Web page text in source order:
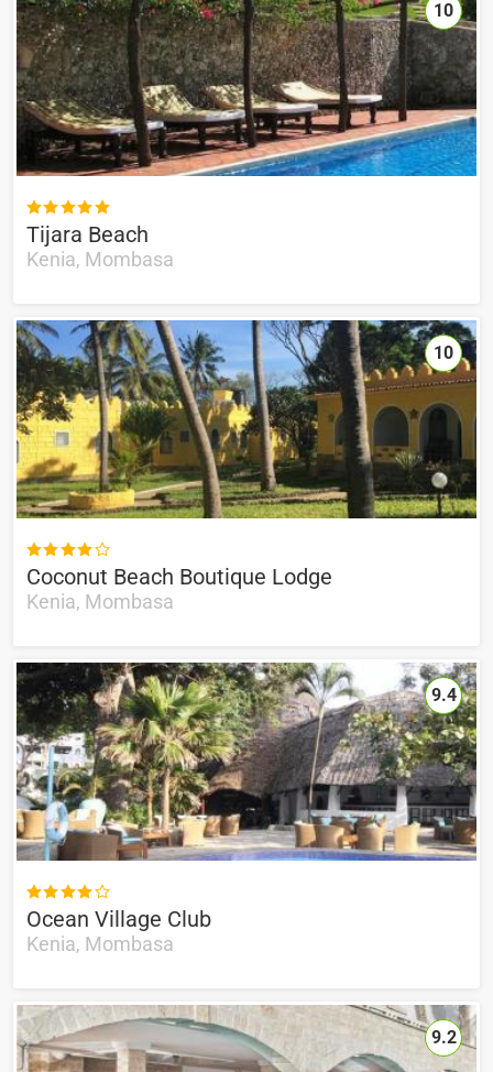

Tijara Beach
Kenia, Mombasa
10

Coconut Beach Boutique Lodge
Kenia, Mombasa
10

Ocean Village Club
Kenia, Mombasa
9.4
9.2